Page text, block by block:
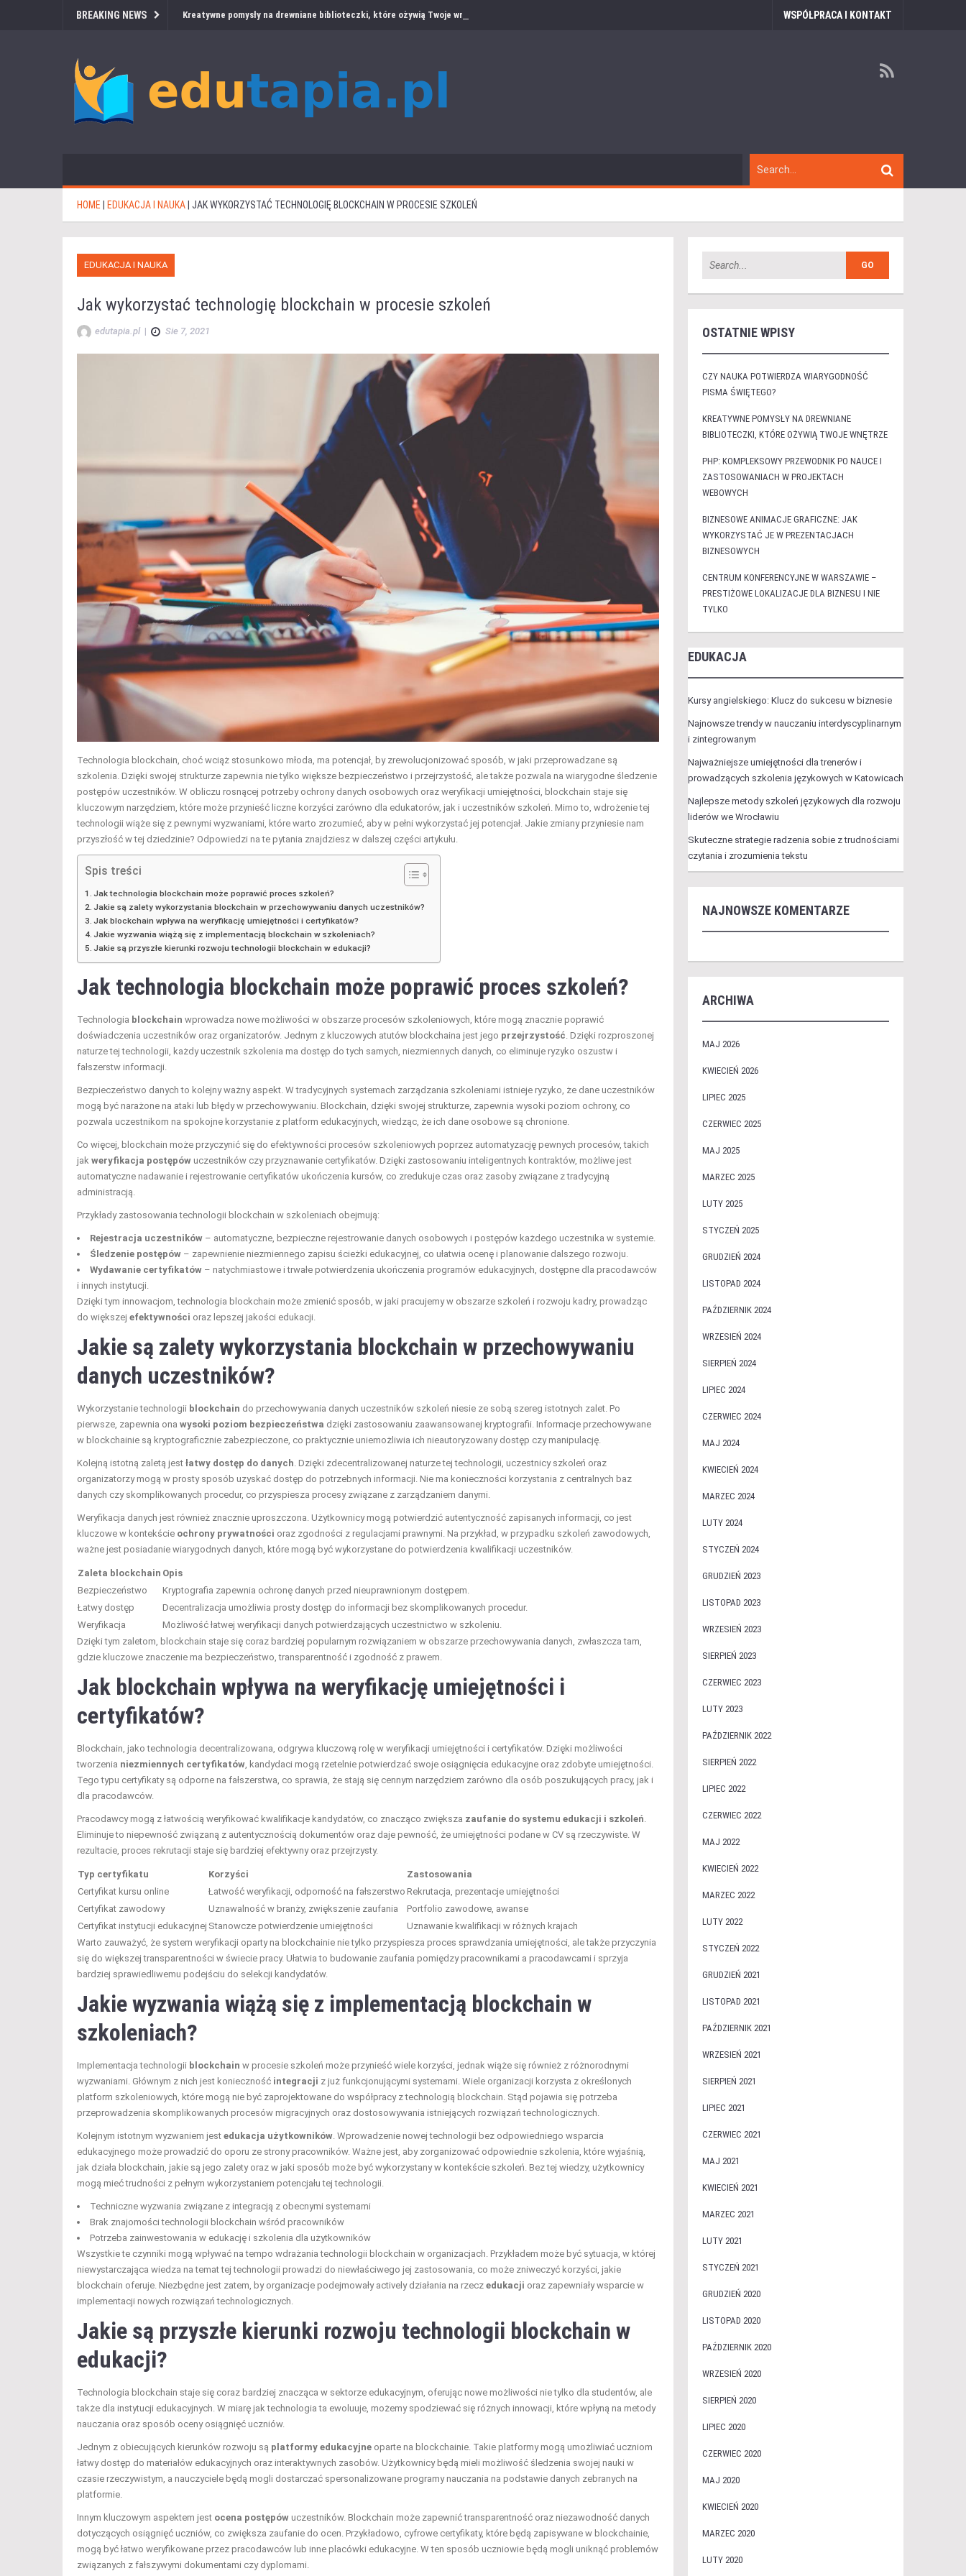
BREAKING NEWS Kreatywne pomysły na drewniane biblioteczki, które ożywią Twoje wnętrze WSPÓŁPRACA I KONTAKT
HOME EDUKACJA I NAUKA JAK WYKORZYSTAĆ TECHNOLOGIĘ BLOCKCHAIN W PROCESIE SZKOLEŃ
EDUKACJA I NAUKA
Jak wykorzystać technologię blockchain w procesie szkoleń
edutapia.pl | Sie 7, 2021
Technologia blockchain, choć wciąż stosunkowo młoda, ma potencjał, by zrewolucjonizować sposób, w jaki przeprowadzane są
szkolenia. Dzięki swojej strukturze zapewnia nie tylko większe bezpieczeństwo i przejrzystość, ale także pozwala na wiarygodne śledzenie
postępów uczestników. W obliczu rosnącej potrzeby ochrony danych osobowych oraz weryfikacji umiejętności, blockchain staje się
kluczowym narzędziem, które może przynieść liczne korzyści zarówno dla edukatorów, jak i uczestników szkoleń. Mimo to, wdrożenie tej
technologii wiąże się z pewnymi wyzwaniami, które warto zrozumieć, aby w pełni wykorzystać jej potencjał. Jakie zmiany przyniesie nam
przyszłość w tej dziedzinie? Odpowiedzi na te pytania znajdziesz w dalszej części artykułu.
Spis treści
Jak technologia blockchain może poprawić proces szkoleń?
Jakie są zalety wykorzystania blockchain w przechowywaniu danych uczestników?
Jak blockchain wpływa na weryfikację umiejętności i certyfikatów?
Jakie wyzwania wiążą się z implementacją blockchain w szkoleniach?
Jakie są przyszłe kierunki rozwoju technologii blockchain w edukacji?
Jak technologia blockchain może poprawić proces szkoleń?
Technologia blockchain wprowadza nowe możliwości w obszarze procesów szkoleniowych, które mogą znacznie poprawić
doświadczenia uczestników oraz organizatorów. Jednym z kluczowych atutów blockchaina jest jego przejrzystość . Dzięki rozproszonej
naturze tej technologii, każdy uczestnik szkolenia ma dostęp do tych samych, niezmiennych danych, co eliminuje ryzyko oszustw i
fałszerstw informacji.
Bezpieczeństwo danych to kolejny ważny aspekt. W tradycyjnych systemach zarządzania szkoleniami istnieje ryzyko, że dane uczestników
mogą być narażone na ataki lub błędy w przechowywaniu. Blockchain, dzięki swojej strukturze, zapewnia wysoki poziom ochrony, co
pozwala uczestnikom na spokojne korzystanie z platform edukacyjnych, wiedząc, że ich dane osobowe są chronione.
Co więcej, blockchain może przyczynić się do efektywności procesów szkoleniowych poprzez automatyzację pewnych procesów, takich
jak weryfikacja postępów uczestników czy przyznawanie certyfikatów. Dzięki zastosowaniu inteligentnych kontraktów, możliwe jest
automatyczne nadawanie i rejestrowanie certyfikatów ukończenia kursów, co zredukuje czas oraz zasoby związane z tradycyjną
administracją.
Przykłady zastosowania technologii blockchain w szkoleniach obejmują:
Rejestracja uczestników – automatyczne, bezpieczne rejestrowanie danych osobowych i postępów każdego uczestnika w systemie.
Śledzenie postępów – zapewnienie niezmiennego zapisu ścieżki edukacyjnej, co ułatwia ocenę i planowanie dalszego rozwoju.
Wydawanie certyfikatów – natychmiastowe i trwałe potwierdzenia ukończenia programów edukacyjnych, dostępne dla pracodawców
i innych instytucji.
Dzięki tym innowacjom, technologia blockchain może zmienić sposób, w jaki pracujemy w obszarze szkoleń i rozwoju kadry, prowadząc
do większej efektywności oraz lepszej jakości edukacji.
Jakie są zalety wykorzystania blockchain w przechowywaniu
danych uczestników?
Wykorzystanie technologii blockchain do przechowywania danych uczestników szkoleń niesie ze sobą szereg istotnych zalet. Po
pierwsze, zapewnia ona wysoki poziom bezpieczeństwa dzięki zastosowaniu zaawansowanej kryptografii. Informacje przechowywane
w blockchainie są kryptograficznie zabezpieczone, co praktycznie uniemożliwia ich nieautoryzowany dostęp czy manipulację.
Kolejną istotną zaletą jest łatwy dostęp do danych . Dzięki zdecentralizowanej naturze tej technologii, uczestnicy szkoleń oraz
organizatorzy mogą w prosty sposób uzyskać dostęp do potrzebnych informacji. Nie ma konieczności korzystania z centralnych baz
danych czy skomplikowanych procedur, co przyspiesza procesy związane z zarządzaniem danymi.
Weryfikacja danych jest również znacznie uproszczona. Użytkownicy mogą potwierdzić autentyczność zapisanych informacji, co jest
kluczowe w kontekście ochrony prywatności oraz zgodności z regulacjami prawnymi. Na przykład, w przypadku szkoleń zawodowych,
ważne jest posiadanie wiarygodnych danych, które mogą być wykorzystane do potwierdzenia kwalifikacji uczestników.
Zaleta blockchain Opis
Bezpieczeństwo
Kryptografia zapewnia ochronę danych przed nieuprawnionym dostępem.
Łatwy dostęp
Decentralizacja umożliwia prosty dostęp do informacji bez skomplikowanych procedur.
Weryfikacja
Możliwość łatwej weryfikacji danych potwierdzających uczestnictwo w szkoleniu.
Dzięki tym zaletom, blockchain staje się coraz bardziej popularnym rozwiązaniem w obszarze przechowywania danych, zwłaszcza tam,
gdzie kluczowe znaczenie ma bezpieczeństwo, transparentność i zgodność z prawem.
Jak blockchain wpływa na weryfikację umiejętności i
certyfikatów?
Blockchain, jako technologia decentralizowana, odgrywa kluczową rolę w weryfikacji umiejętności i certyfikatów. Dzięki możliwości
tworzenia niezmiennych certyfikatów , kandydaci mogą rzetelnie potwierdzać swoje osiągnięcia edukacyjne oraz zdobyte umiejętności.
Tego typu certyfikaty są odporne na fałszerstwa, co sprawia, że stają się cennym narzędziem zarówno dla osób poszukujących pracy, jak i
dla pracodawców.
Pracodawcy mogą z łatwością weryfikować kwalifikacje kandydatów, co znacząco zwiększa zaufanie do systemu edukacji i szkoleń
Eliminuje to niepewność związaną z autentycznością dokumentów oraz daje pewność, że umiejętności podane w CV są rzeczywiste. W
rezultacie, proces rekrutacji staje się bardziej efektywny oraz przejrzysty.
Typ certyfikatu Korzyści
Zastosowania
Certyfikat kursu online
Łatwość weryfikacji, odporność na fałszerstwo Rekrutacja, prezentacje umiejętności
Certyfikat zawodowy
Uznawalność w branży, zwiększenie zaufania
Portfolio zawodowe, awanse
Certyfikat instytucji edukacyjnej Stanowcze potwierdzenie umiejętności
Uznawanie kwalifikacji w różnych krajach
Warto zauważyć, że system weryfikacji oparty na blockchainie nie tylko przyspiesza proces sprawdzania umiejętności, ale także przyczynia
się do większej transparentności w świecie pracy. Ułatwia to budowanie zaufania pomiędzy pracownikami a pracodawcami i sprzyja
bardziej sprawiedliwemu podejściu do selekcji kandydatów.
Jakie wyzwania wiążą się z implementacją blockchain w
szkoleniach?
Implementacja technologii blockchain w procesie szkoleń może przynieść wiele korzyści, jednak wiąże się również z różnorodnymi
wyzwaniami. Głównym z nich jest konieczność integracji z już funkcjonującymi systemami. Wiele organizacji korzysta z określonych
platform szkoleniowych, które mogą nie być zaprojektowane do współpracy z technologią blockchain. Stąd pojawia się potrzeba
przeprowadzenia skomplikowanych procesów migracyjnych oraz dostosowywania istniejących rozwiązań technologicznych.
Kolejnym istotnym wyzwaniem jest edukacja użytkowników . Wprowadzenie nowej technologii bez odpowiedniego wsparcia
edukacyjnego może prowadzić do oporu ze strony pracowników. Ważne jest, aby zorganizować odpowiednie szkolenia, które wyjaśnią,
jak działa blockchain, jakie są jego zalety oraz w jaki sposób może być wykorzystany w kontekście szkoleń. Bez tej wiedzy, użytkownicy
mogą mieć trudności z pełnym wykorzystaniem potencjału tej technologii.
Techniczne wyzwania związane z integracją z obecnymi systemami
Brak znajomości technologii blockchain wśród pracowników
Potrzeba zainwestowania w edukację i szkolenia dla użytkowników
Wszystkie te czynniki mogą wpływać na tempo wdrażania technologii blockchain w organizacjach. Przykładem może być sytuacja, w której
niewystarczająca wiedza na temat tej technologii prowadzi do niewłaściwego jej zastosowania, co może zniweczyć korzyści, jakie
blockchain oferuje. Niezbędne jest zatem, by organizacje podejmowały actively działania na rzecz edukacji oraz zapewniały wsparcie w
implementacji nowych rozwiązań technologicznych.
Jakie są przyszłe kierunki rozwoju technologii blockchain w
edukacji?
Technologia blockchain staje się coraz bardziej znacząca w sektorze edukacyjnym, oferując nowe możliwości nie tylko dla studentów, ale
także dla instytucji edukacyjnych. W miarę jak technologia ta ewoluuje, możemy spodziewać się różnych innowacji, które wpłyną na metody
nauczania oraz sposób oceny osiągnięć uczniów.
Jednym z obiecujących kierunków rozwoju są platformy edukacyjne oparte na blockchainie. Takie platformy mogą umożliwiać uczniom
łatwy dostęp do materiałów edukacyjnych oraz interaktywnych zasobów. Użytkownicy będą mieli możliwość śledzenia swojej nauki w
czasie rzeczywistym, a nauczyciele będą mogli dostarczać spersonalizowane programy nauczania na podstawie danych zebranych na
platformie.
Innym kluczowym aspektem jest ocena postępów uczestników. Blockchain może zapewnić transparentność oraz niezawodność danych
dotyczących osiągnięć uczniów, co zwiększa zaufanie do ocen. Przykładowo, cyfrowe certyfikaty, które będą zapisywane w blockchainie,
mogą być łatwo weryfikowane przez pracodawców lub inne placówki edukacyjne. W ten sposób uczniowie będą mogli uniknąć problemów
związanych z fałszywymi dokumentami czy dyplomami.
OSTATNIE WPISY
CZY NAUKA POTWIERDZA WIARYGODNOŚĆ
PISMA ŚWIĘTEGO?
KREATYWNE POMYSŁY NA DREWNIANE
BIBLIOTECZKI, KTÓRE OŻYWIĄ TWOJE WNĘTRZE
PHP: KOMPLEKSOWY PRZEWODNIK PO NAUCE I
ZASTOSOWANIACH W PROJEKTACH
WEBOWYCH
BIZNESOWE ANIMACJE GRAFICZNE: JAK
WYKORZYSTAĆ JE W PREZENTACJACH
BIZNESOWYCH
CENTRUM KONFERENCYJNE W WARSZAWIE –
PRESTIŻOWE LOKALIZACJE DLA BIZNESU I NIE
TYLKO
EDUKACJA
Kursy angielskiego: Klucz do sukcesu w biznesie
Najnowsze trendy w nauczaniu interdyscyplinarnym
i zintegrowanym
Najważniejsze umiejętności dla trenerów i
prowadzących szkolenia językowych w Katowicach
Najlepsze metody szkoleń językowych dla rozwoju
liderów we Wrocławiu
Skuteczne strategie radzenia sobie z trudnościami
czytania i zrozumienia tekstu
NAJNOWSZE KOMENTARZE
ARCHIWA
MAJ 2026
KWIECIEŃ 2026
LIPIEC 2025
CZERWIEC 2025
MAJ 2025
MARZEC 2025
LUTY 2025
STYCZEŃ 2025
GRUDZIEŃ 2024
LISTOPAD 2024
PAŹDZIERNIK 2024
WRZESIEŃ 2024
SIERPIEŃ 2024
LIPIEC 2024
CZERWIEC 2024
MAJ 2024
KWIECIEŃ 2024
MARZEC 2024
LUTY 2024
STYCZEŃ 2024
GRUDZIEŃ 2023
LISTOPAD 2023
WRZESIEŃ 2023
SIERPIEŃ 2023
CZERWIEC 2023
LUTY 2023
PAŹDZIERNIK 2022
SIERPIEŃ 2022
LIPIEC 2022
CZERWIEC 2022
MAJ 2022
KWIECIEŃ 2022
MARZEC 2022
LUTY 2022
STYCZEŃ 2022
GRUDZIEŃ 2021
LISTOPAD 2021
PAŹDZIERNIK 2021
WRZESIEŃ 2021
SIERPIEŃ 2021
LIPIEC 2021
CZERWIEC 2021
MAJ 2021
KWIECIEŃ 2021
MARZEC 2021
LUTY 2021
STYCZEŃ 2021
GRUDZIEŃ 2020
LISTOPAD 2020
PAŹDZIERNIK 2020
WRZESIEŃ 2020
SIERPIEŃ 2020
LIPIEC 2020
CZERWIEC 2020
MAJ 2020
KWIECIEŃ 2020
MARZEC 2020
LUTY 2020